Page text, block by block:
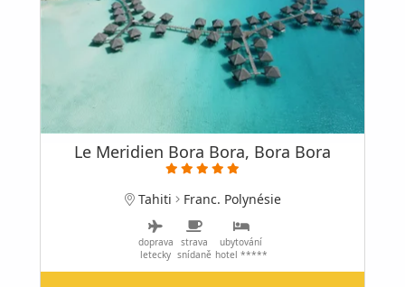
Le Meridien Bora Bora, Bora Bora
Tahiti Franc. Polynésie
doprava
letecky
strava
snídaně
ubytování
hotel *****